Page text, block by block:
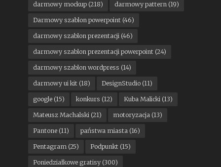
darmowy mockup(218) darmowy pattern (19)
Darmowy szablon powerpoint(46)
darmowy szablon prezentacji (46)
darmowy szablon prezentacji powerpoint(24)
darmowy szablon wordpress (14)
darmowy ui kit(18) DesignStudio(11)
google(15) konkurs (12) Kuba Malicki (13)
Mateusz Machalski (21) motoryzacja (13)
Pantone(11) państwa miasta (16)
Pentagram (25) Podpunkt(15)
Poniedziałkowe gratisy(300)